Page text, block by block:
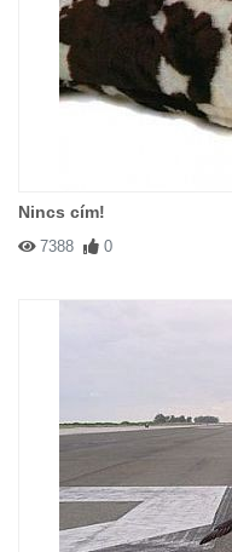
Nincs cím!
7388 0